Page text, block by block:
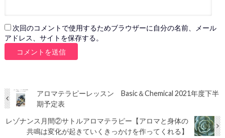
次回のコメントで使用するためブラウザーに自分の名前、メール
アドレス、サイトを保存する。
アロマテラピーレッスン Basic＆Chemical 2021年度下半
期予定表
レゾナンス月間②サトルアロマテラピー【アロマと身体の
共鳴は変化が起きていくきっかけを作ってくれる】